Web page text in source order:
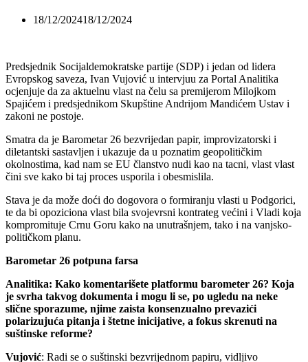
18/12/202418/12/2024
Predsjednik Socijaldemokratske partije (SDP) i jedan od lidera
Evropskog saveza, Ivan Vujović u intervjuu za Portal Analitika
ocjenjuje da za aktuelnu vlast na čelu sa premijerom Milojkom
Spajićem i predsjednikom Skupštine Andrijom Mandićem Ustav i
zakoni ne postoje.
Smatra da je Barometar 26 bezvrijedan papir, improvizatorski i
diletantski sastavljen i ukazuje da u poznatim geopolitičkim
okolnostima, kad nam se EU članstvo nudi kao na tacni, vlast vlast
čini sve kako bi taj proces usporila i obesmislila.
Stava je da može doći do dogovora o formiranju vlasti u Podgorici,
te da bi opoziciona vlast bila svojevrsni kontrateg većini i Vladi koja
kompromituje Crnu Goru kako na unutrašnjem, tako i na vanjsko-
političkom planu.
Barometar 26 potpuna farsa
Analitika: Kako komentarišete platformu barometer 26? Koja
je svrha takvog dokumenta i mogu li se, po ugledu na neke
slične sporazume, njime zaista konsenzualno prevazići
polarizujuća pitanja i štetne inicijative, a fokus skrenuti na
suštinske reforme?
Vujović: Radi se o suštinski bezvrijednom papiru, vidljivo